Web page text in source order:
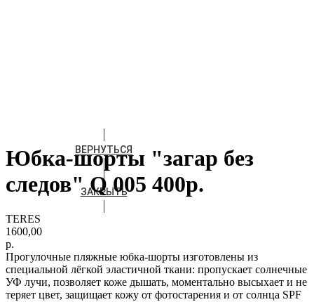
ВЕРНУТЬСЯ
ЗАКРЫТЬ
Юбка-шорты "загар без
следов" Q 005 400р.
TERES
1600,00
р.
Прогулочные пляжные юбка-шорты изготовлены из
специальной лёгкой эластичной ткани: пропускает солнечные
УФ лучи, позволяет коже дышать, моментально высыхает и не
теряет цвет, защищает кожу от фотостарения и от солнца SPF